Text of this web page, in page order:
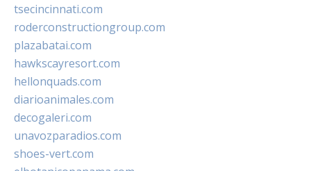
tsecincinnati.com
roderconstructiongroup.com
plazabatai.com
hawkscayresort.com
hellonquads.com
diarioanimales.com
decogaleri.com
unavozparadios.com
shoes-vert.com